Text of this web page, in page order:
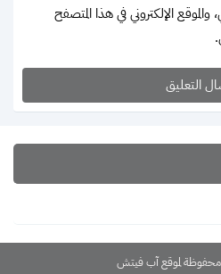
الإلكتروني في هذا المتصفح
لموقع آب فيتش